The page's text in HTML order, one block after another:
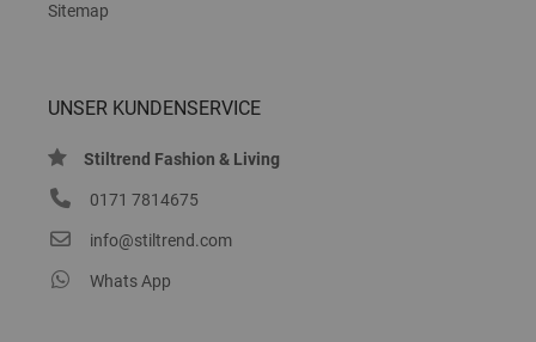
Sitemap
UNSER KUNDENSERVICE
Stiltrend Fashion & Living
0171 7814675
info@stiltrend.com
Whats App